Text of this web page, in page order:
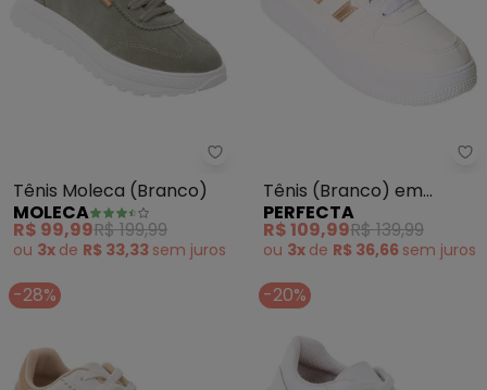
Moleca - Tênis Moleca
Tênis Moleca (Branco)
MOLECA
R$ 99,99R$ 199,99
ou 3x de R$ 33,33 sem juros
Tênis (Branco) em
Sintético
PERFECTA
R$ 109,99R$ 139,99
ou 3x de R$ 36,66 sem juros
-28% -20%